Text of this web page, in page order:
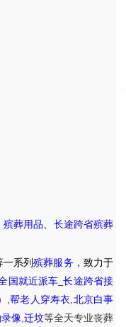
殡葬用品
长途跨省殡葬
一系列殡葬服务 ，致力于
国就近派车 _长途跨省接
,帮老人穿寿衣 北京白事
像 迁坟等全天专业丧葬